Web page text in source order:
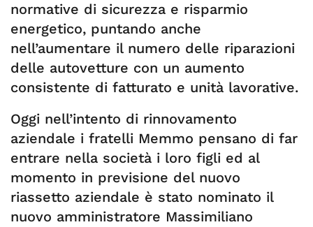
normative di sicurezza e risparmio
energetico, puntando anche
nell’aumentare il numero delle riparazioni
delle autovetture con un aumento
consistente di fatturato e unità lavorative.
Oggi nell’intento di rinnovamento
aziendale i fratelli Memmo pensano di far
entrare nella società i loro figli ed al
momento in previsione del nuovo
riassetto aziendale è stato nominato il
nuovo amministratore Massimiliano